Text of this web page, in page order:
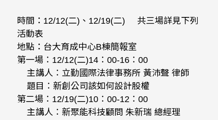
時間：12/12(二)、12/19(二) 共三場詳見下列
活動表
地點：台大育成中心B棟簡報室
第一場：12/12(二)14：00-16：00
主講人：立勤國際法律事務所 黃沛聲 律師
題目：新創公司該如何設計股權
第二場：12/19(二)10：00-12：00
主講人：新聚能科技顧問 朱新瑞 總經理